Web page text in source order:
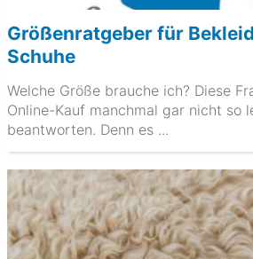
Größenratgeber für
Schuhe
Welche Größe brauche ich? Diese
Online-Kauf manchmal gar nicht so
beantworten. Denn es ...